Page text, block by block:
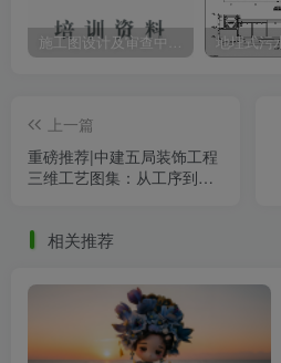
施工图设计及审查中强条与常见问题解析
上一篇
重磅推荐|中建五局装饰工程
三维工艺图集：从工序到节
相关推荐